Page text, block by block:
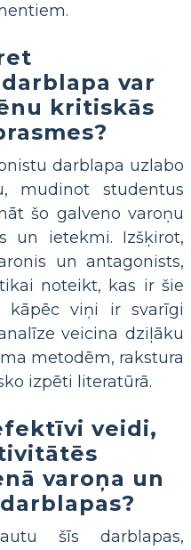
var
kritiskās
darblapa uzlabo
mudinot studentus
šo galveno varoņu
un ietekmi. Izšķirot,
un antagonists,
noteikt, kas ir šie
viņi ir svarīgi
veicina dziļāku
metodēm, rakstura
izpēti literatūrā.
veidi,
varoņa un
šīs darblapas,